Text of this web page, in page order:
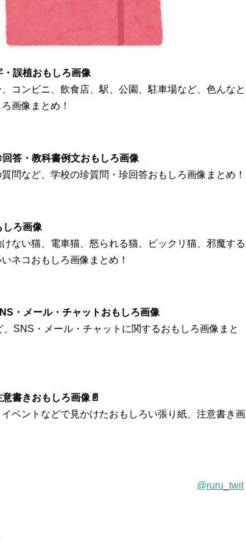
・誤植おもしろ画像
コンビニ、飲食店、駅、公園、駐車場など、色んなと
画像まとめ！
回答・教科書例文おもしろ画像
問など、学校の珍質問・珍回答おもしろ画像まとめ！
しろ画像
ない猫、電車猫、怒られる猫、ビックリ猫、邪魔する
ネコおもしろ画像まとめ！
・メール・チャットおもしろ画像
SNS・メール・チャットに関するおもしろ画像まと
書きおもしろ画像📄
ベントなどで見かけたおもしろい張り紙、注意書き画
@ruru_twit